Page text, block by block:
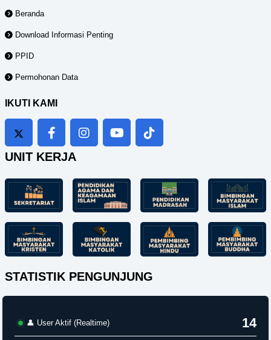
Beranda
Download Informasi Penting
PPID
Permohonan Data
IKUTI KAMI
UNIT KERJA
STATISTIK PENGUNJUNG
👤 User Aktif (Realtime) 14